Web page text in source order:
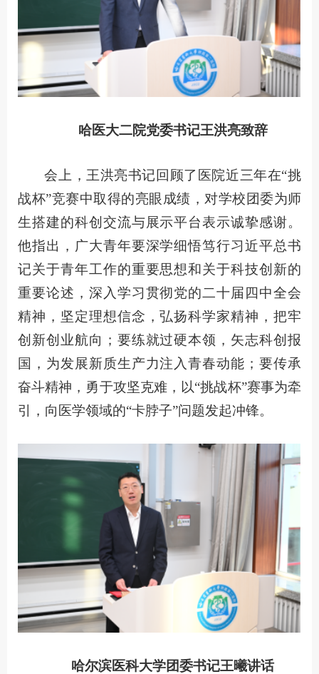
哈医大二院党委书记王洪亮致辞
会上，王洪亮书记回顾了医院近三年在“挑
战杯”竞赛中取得的亮眼成绩，对学校团委为师
生搭建的科创交流与展示平台表示诚挚感谢。
他指出，广大青年要深学细悟笃行习近平总书
记关于青年工作的重要思想和关于科技创新的
重要论述，深入学习贯彻党的二十届四中全会
精神，坚定理想信念，弘扬科学家精神，把牢
创新创业航向；要练就过硬本领，矢志科创报
国，为发展新质生产力注入青春动能；要传承
奋斗精神，勇于攻坚克难，以“挑战杯”赛事为牵
引，向医学领域的“卡脖子”问题发起冲锋。
哈尔滨医科大学团委书记王曦讲话